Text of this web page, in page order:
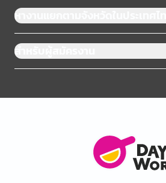
หางานแยกตามจังหวัดในประเทศไทย
สำหรับผู้สมัครงาน